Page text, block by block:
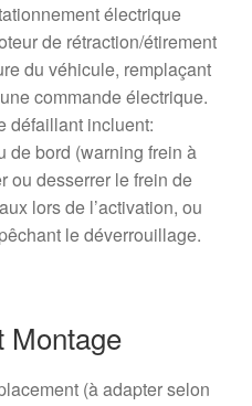
électrique
de rétraction/étirement
du véhicule, remplaçant
commande électrique.
défaillant incluent:
de bord (warning frein à
ou desserrer le frein de
lors de l’activation, ou
le déverrouillage.
Montage
(à adapter selon